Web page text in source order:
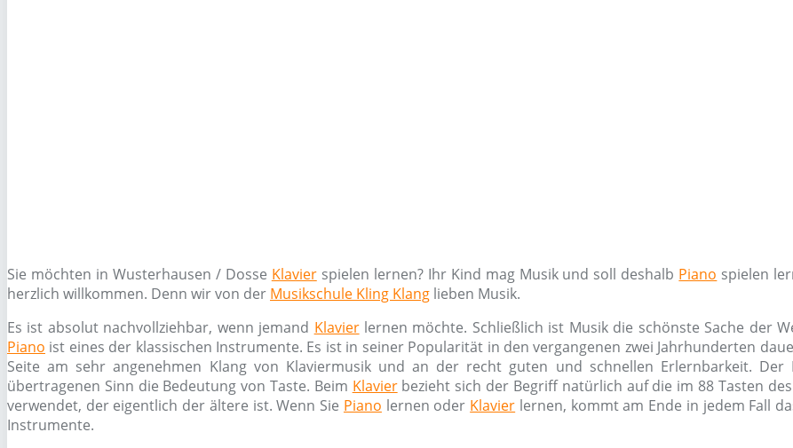
Sie möchten in Wusterhausen / Dosse Klavierspielen lernen? Ihr Kind mag Musik und soll deshalb Piano spielen
herzlich willkommen. Denn wir von der Musikschule Kling Klang lieben Musik.
Es ist absolut nachvollziehbar, wenn jemand Klavierlernen möchte. Schließlich ist Musik die schönste Sache der
Piano ist eines der klassischen Instrumente. Es ist in seiner Popularität in den vergangenen zwei Jahrhunderten
Seite am sehr angenehmen Klang von Klaviermusik und an der recht guten und schnellen Erlernbarkeit. Der
übertragenen Sinn die Bedeutung von Taste. Beim Klavierbezieht sich der Begriff natürlich auf die im 88 Tasten
verwendet, der eigentlich der ältere ist. Wenn Sie Piano lernen oder Klavier lernen, kommt am Ende in jedem Fall
Instrumente.